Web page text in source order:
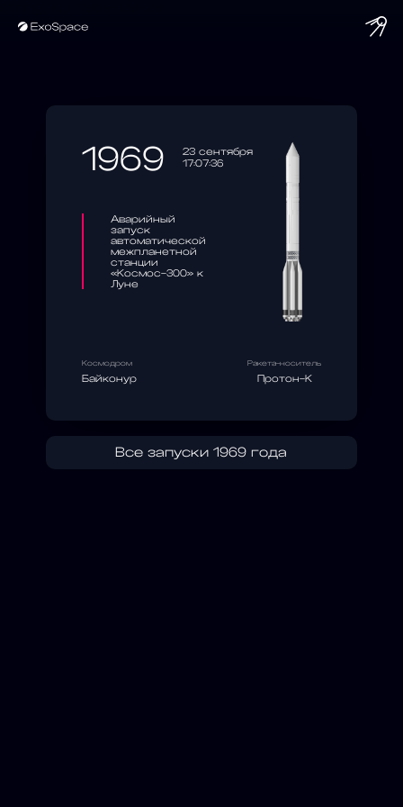
1969
23 сентября
17:07:36
Аварийный
запуск
автоматической
межпланетной
станции
«Космос-300» к
Луне
Космодром
Байконур
Ракета-носитель
Протон-К
Все запуски 1969 года